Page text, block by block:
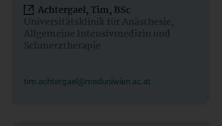
Achtergael, Tim, BSc
Universitätsklinik für Anästhesie,
Allgemeine Intensivmedizin und
Schmerztherapie
tim.achtergael@meduniwien.ac.at